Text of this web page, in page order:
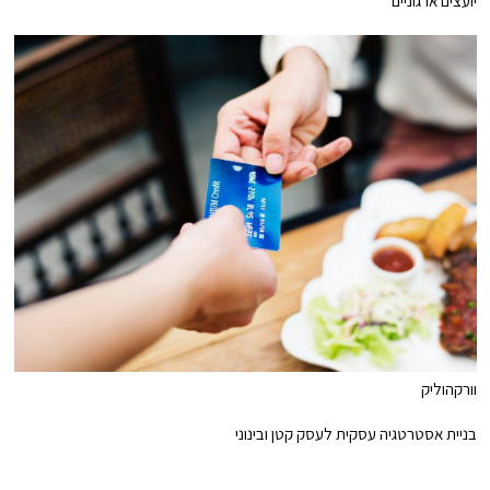
וורקהוליק
בניית אסטרטגיה עסקית לעסק קטן ובינוני